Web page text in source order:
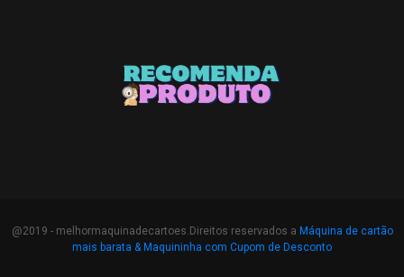
@2019 - melhormaquinadecartoes.Direitos reservados a Máquina de cartão
mais barata & Maquininha com Cupom de Desconto